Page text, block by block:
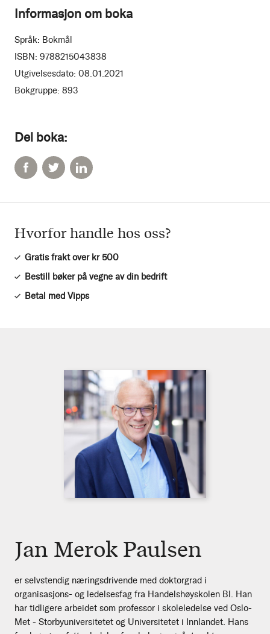
Del boka:
Informasjon om boka
Språk: Bokmål
ISBN: 9788215043838
Utgivelsesdato: 08.01.2021
Bokgruppe: 893
Hvorfor handle hos oss?
Gratis frakt over kr 500
Bestill bøker på vegne av din bedrift
Betal med Vipps
Jan Merok Paulsen
er selvstendig næringsdrivende med doktorgrad i
organisasjons- og ledelsesfag fra Handelshøyskolen BI. Han
har tidligere arbeidet som professor i skoleledelse ved Oslo-
Met - Storbyuniversitetet og Universitetet i Innlandet. Hans